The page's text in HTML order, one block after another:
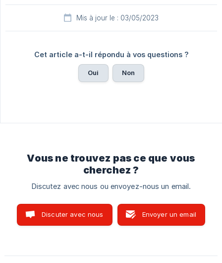
Mis à jour le : 03/05/2023
Cet article a-t-il répondu à vos questions ?
Oui Non
Vous ne trouvez pas ce que vous
cherchez ?
Discutez avec nous ou envoyez-nous un email.
Discuter avec nous Envoyer un email